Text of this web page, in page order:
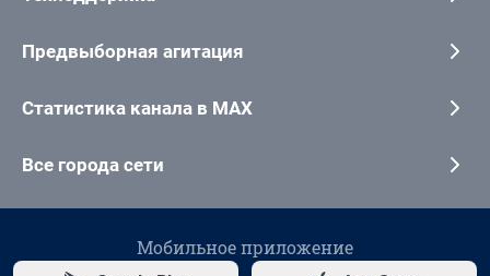
Предвыборная агитация
Статистика канала в MAX
Все города сети
Мобильное приложение